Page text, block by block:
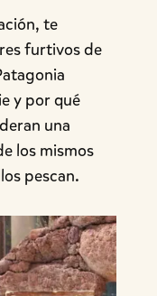
te
furtivos de
y por qué
una
los mismos
pescan.